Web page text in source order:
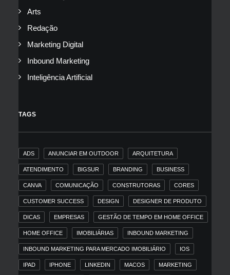
Arts
Redação
Marketing Digital
Inbound Marketing
Inteligência Artificial
TAGS
ADS ANUNCIAR EM OUTDOOR ARQUITETURA
ATENDIMENTO BIGSUR BRANDING BUSINESS
CANVA COMUNICAÇÃO CONSTRUTORAS CORES
CUSTOMER SUCCESS DESIGN DESIGNER DE PRODUTO
DICAS EMPRESAS GESTÃO DE TEMPO EM HOME OFFICE
HOME OFFICE IMOBILIÁRIAS INBOUND MARKETING
INBOUND MARKETING PARA MERCADO IMOBILIÁRIO IOS
IPAD IPHONE LINKEDIN MACOS MARKETING